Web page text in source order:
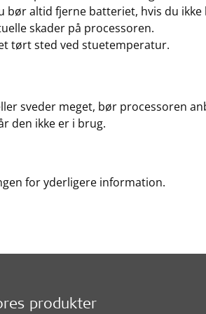
altid fjerne batteriet, hvis du
skader på processoren.
tørt sted ved stuetemperatur.
sveder meget, bør processoren
den ikke er i brug.
for yderligere information.
produkter